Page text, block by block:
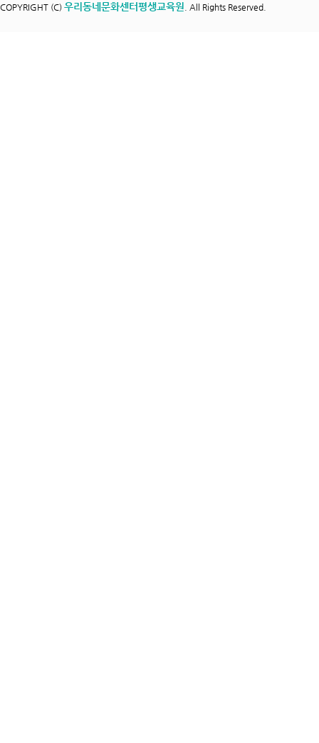
COPYRIGHT (C) 우리동네문화센터평생교육원 . All Rights Reserved.